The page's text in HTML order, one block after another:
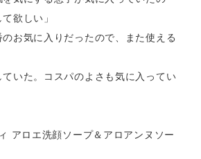
欲しい」
のお気に入りだったので、また使える
ていた。コスパのよさも気に入ってい
アロエ洗顔ソープ＆アロアンヌソー